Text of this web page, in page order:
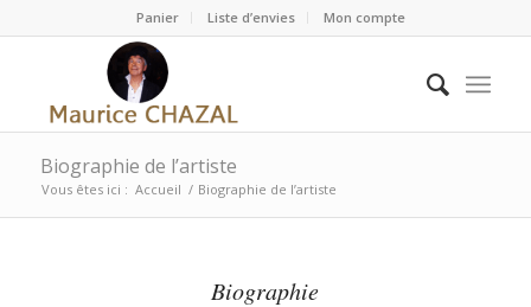
Panier Liste d’envies Mon compte
Biographie de l’artiste
Vous êtes ici : Accueil / Biographie de l’artiste
Biographie